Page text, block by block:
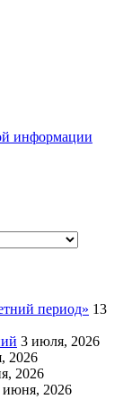
период» 13
3 июля, 2026
2026
2026
июня, 2026